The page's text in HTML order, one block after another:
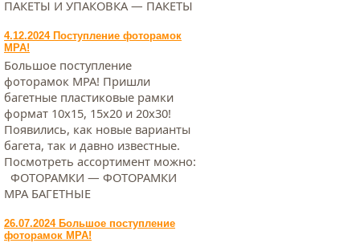
ПАКЕТЫ И УПАКОВКА — ПАКЕТЫ
4.12.2024 Поступление фоторамок
МРА!
Большое поступление
фоторамок МРА! Пришли
багетные пластиковые рамки
формат 10х15, 15х20 и 20х30!
Появились, как новые варианты
багета, так и давно известные.
Посмотреть ассортимент можно:
ФОТОРАМКИ — ФОТОРАМКИ
МРА БАГЕТНЫЕ
26.07.2024 Большое поступление
фоторамок МРА!